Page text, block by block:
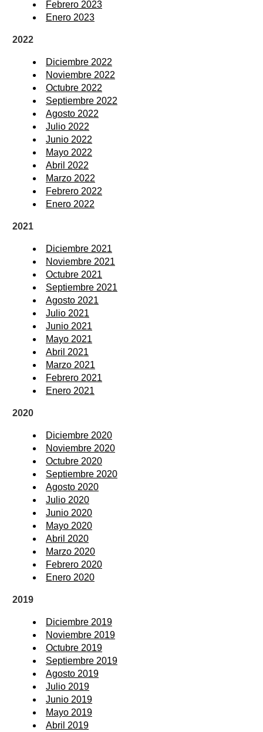
Febrero 2023
Enero 2023
2022
Diciembre 2022
Noviembre 2022
Octubre 2022
Septiembre 2022
Agosto 2022
Julio 2022
Junio 2022
Mayo 2022
Abril 2022
Marzo 2022
Febrero 2022
Enero 2022
2021
Diciembre 2021
Noviembre 2021
Octubre 2021
Septiembre 2021
Agosto 2021
Julio 2021
Junio 2021
Mayo 2021
Abril 2021
Marzo 2021
Febrero 2021
Enero 2021
2020
Diciembre 2020
Noviembre 2020
Octubre 2020
Septiembre 2020
Agosto 2020
Julio 2020
Junio 2020
Mayo 2020
Abril 2020
Marzo 2020
Febrero 2020
Enero 2020
2019
Diciembre 2019
Noviembre 2019
Octubre 2019
Septiembre 2019
Agosto 2019
Julio 2019
Junio 2019
Mayo 2019
Abril 2019